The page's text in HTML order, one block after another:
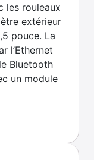
les rouleaux
extérieur
pouce. La
l’Ethernet
Bluetooth
un module